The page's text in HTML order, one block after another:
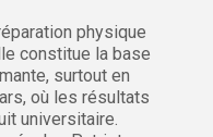
physique
constitue la base
surtout en
où les résultats
universitaire.